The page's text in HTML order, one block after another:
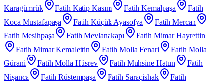
Karagümrük Fatih Katip Kasım Fatih Kemalpaşa
Fatih
Koca Mustafapaşa
Fatih Küçük Ayasofya
Fatih Mercan
Fatih Mesihpaşa
Fatih Mevlanakapı
Fatih Mimar Hayrettin
Fatih Mimar Kemalettin
Fatih Molla Fenari
Fatih Molla
Gürani
Fatih Molla Hüsrev Fatih Muhsine Hatun
Fatih
Nişanca
Fatih Rüstempaşa Fatih Saraçishak
Fatih